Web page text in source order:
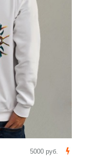
5000 руб.